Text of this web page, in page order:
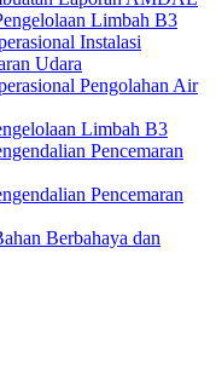
Limbah B3
Instalasi
Udara
Pengolahan Air
Limbah B3
Pencemaran
Pencemaran
Berbahaya dan